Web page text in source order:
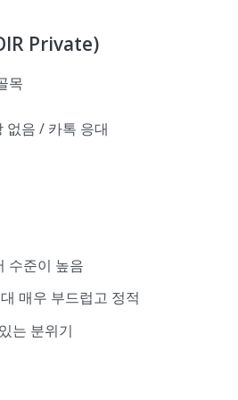
Private)
목
없음 / 카톡 응대
수준이 높음
매우 부드럽고 정적
는 분위기